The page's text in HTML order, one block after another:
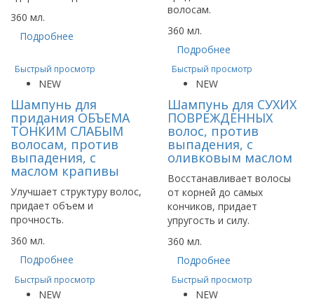
360 мл.
Подробнее
волосам.
360 мл.
Подробнее
Быстрый просмотр
NEW
Шампунь для
придания ОБЪЕМА
ТОНКИМ СЛАБЫМ
волосам, против
выпадения, с
маслом крапивы
Улучшает структуру волос,
придает объем и
прочность.
360 мл.
Подробнее
Быстрый просмотр
NEW
Шампунь для СУХИХ
ПОВРЕЖДЕННЫХ
волос, против
выпадения, с
оливковым маслом
Восстанавливает волосы
от корней до самых
кончиков, придает
упругость и силу.
360 мл.
Подробнее
Быстрый просмотр
NEW
Быстрый просмотр
NEW